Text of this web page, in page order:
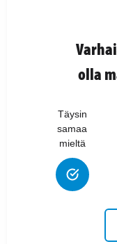
olla
Täysin
samaa
mieltä